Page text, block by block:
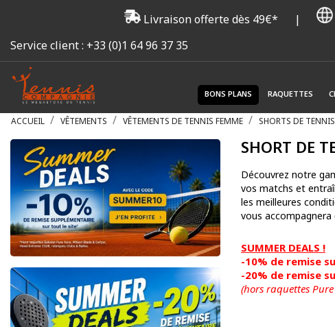
Livraison offerte dès 49€* |
Service client : +33 (0)1 64 96 37 35
BONS PLANS RAQUETTES
ACCUEIL VÊTEMENTS VÊTEMENTS DE TENNIS FEMME SHORTS DE
SHORT DE
Découvrez notre
vos matchs et
les meilleures
vous
SUMMER DEALS !
-10% de remise
-20% de remise
(hors raquettes Pure